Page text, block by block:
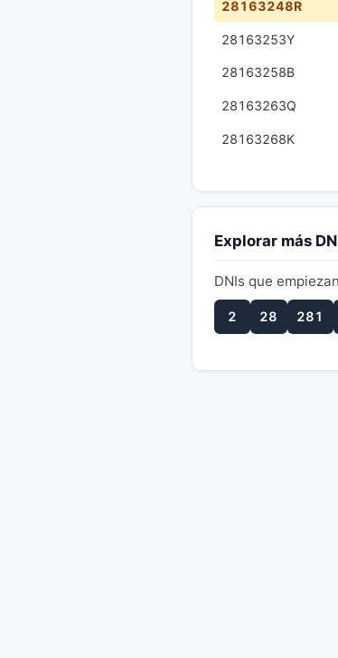
28163248R
28163253Y
28163258B
28163263Q
28163268K
Explorar más
DNIs que
2 28 281